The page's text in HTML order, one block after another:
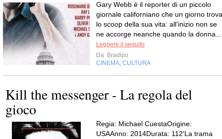
Gary Webb è il reporter di un piccolo
giornale californiano che un giorno trova
lo scoop della sua vita: all'inizio non se
ne accorge neanche quando la donna...
Leggere il seguito
Da Bradipo
CINEMA CULTURA
Kill the messenger - La regola del
gioco
Regia: Michael CuestaOrigine:
USAAnno: 2014Durata: 112'La trama